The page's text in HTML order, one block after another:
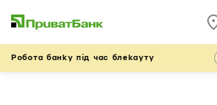
Робота банку під час блекауту